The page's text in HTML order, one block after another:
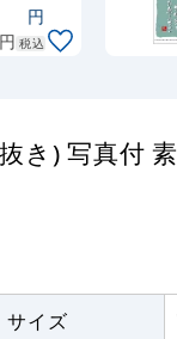
円
円 税込
き) 写真付
サイズ